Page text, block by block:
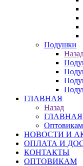
Подушки
ГЛАВНАЯ
Назад
ГЛАВНАЯ
Оптовикам
НОВОСТИ И
ОПЛАТА И
КОНТАКТЫ
ОПТОВИКАМ